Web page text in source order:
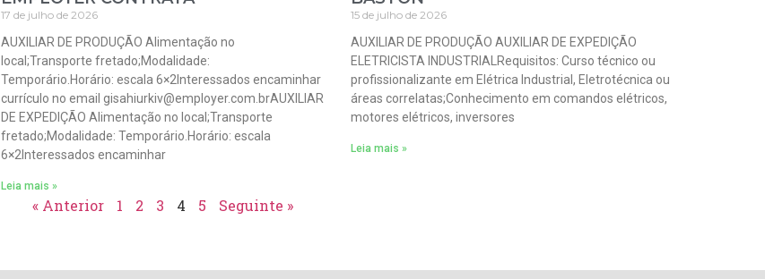
17 de julho de 2026
AUXILIAR DE PRODUÇÃO Alimentação no
local;Transporte fretado;Modalidade:
Temporário.Horário: escala 6×2Interessados encaminhar
currículo no email gisahiurkiv@employer.com.brAUXILIAR
DE EXPEDIÇÃO Alimentação no local;Transporte
fretado;Modalidade: Temporário.Horário: escala
6×2Interessados encaminhar
Leia mais »
15 de julho de 2026
AUXILIAR DE PRODUÇÃO AUXILIAR DE EXPEDIÇÃO
ELETRICISTA INDUSTRIALRequisitos: Curso técnico ou
profissionalizante em Elétrica Industrial, Eletrotécnica ou
áreas correlatas;Conhecimento em comandos elétricos,
motores elétricos, inversores
Leia mais »
« Anterior 1 2 3 4 5 Seguinte »